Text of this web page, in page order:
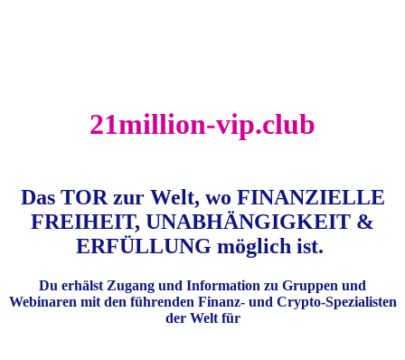
21million-vip.club
Das TOR zur Welt, wo FINANZIELLE
FREIHEIT, UNABHÄNGIGKEIT &
ERFÜLLUNG möglich ist.
Du erhälst Zugang und Information zu Gruppen und
Webinaren mit den führenden Finanz- und Crypto-Spezialisten
der Welt für